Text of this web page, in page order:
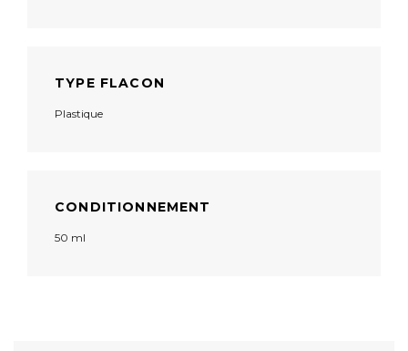
TYPE FLACON
Plastique
CONDITIONNEMENT
50 ml